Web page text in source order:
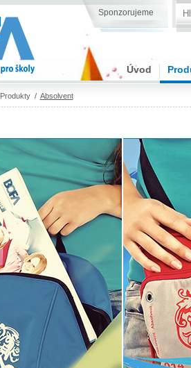
Sponzorujeme
Úvod
Produkty/ Absolvent